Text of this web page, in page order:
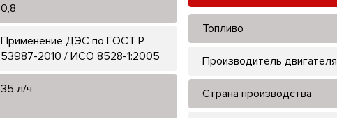
0,8
Применение ДЭС по ГОСТ Р
53987-2010 / ИСО 8528-1:2005
35 л/ч
Топливо
Производитель двигателя
Страна производства